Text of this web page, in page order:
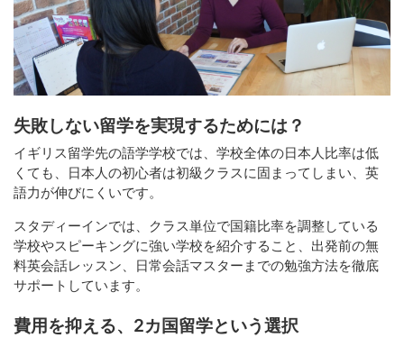
失敗しない留学を実現するためには？
イギリス留学先の語学学校では、学校全体の日本人比率は低
くても、日本人の初心者は初級クラスに固まってしまい、英
語力が伸びにくいです。
スタディーインでは、クラス単位で国籍比率を調整している
学校やスピーキングに強い学校を紹介すること、出発前の無
料英会話レッスン、日常会話マスターまでの勉強方法を徹底
サポートしています。
費用を抑える、2カ国留学という選択